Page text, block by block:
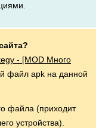
- [MOD Много
файл apk на данной
файла (приходит
устройства).